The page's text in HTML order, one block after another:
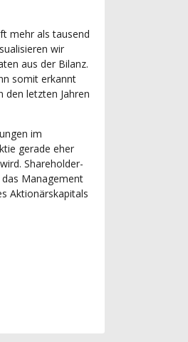
mehr als tausend
wir
aus der Bilanz.
somit erkannt
den letzten Jahren
im
gerade eher
Shareholder-
Management
Aktionärskapitals